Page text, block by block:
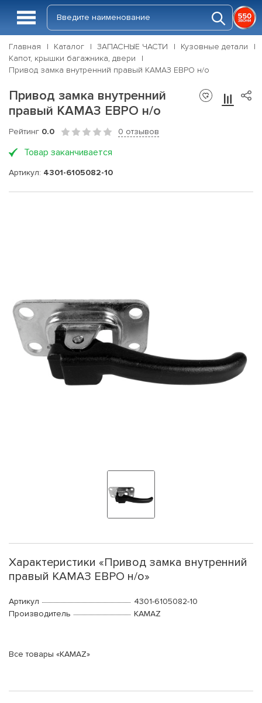
Главная Каталог ЗАПАСНЫЕ ЧАСТИ
Кузовные детали
Капот, крышки багажника, двери
Привод замка внутренний правый КАМАЗ ЕВРО н/о
Привод замка внутренний
правый КАМАЗ ЕВРО н/о
Рейтинг 0.0 0 отзывов
Товар заканчивается
Артикул: 4301-6105082-10
Характеристики «Привод замка внутренний
правый КАМАЗ ЕВРО н/о»
Артикул
4301-6105082-10
Производитель
KAMAZ
Все товары «KAMAZ»